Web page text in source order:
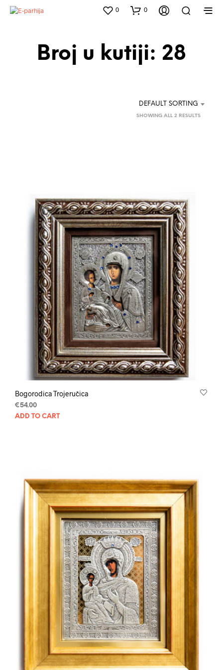
0 0
Broj u kutiji: 28
DEFAULT SORTING
SHOWING ALL 2 RESULTS
Bogorodica Trojeručica
€54.00
ADD TO CART